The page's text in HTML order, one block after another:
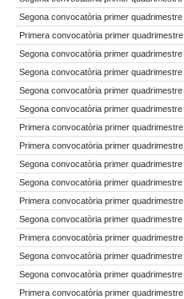
Segona convocatòria primer quadrimestre
Primera convocatòria primer quadrimestre
Segona convocatòria primer quadrimestre
Segona convocatòria primer quadrimestre
Segona convocatòria primer quadrimestre
Segona convocatòria primer quadrimestre
Primera convocatòria primer quadrimestre
Primera convocatòria primer quadrimestre
Segona convocatòria primer quadrimestre
Segona convocatòria primer quadrimestre
Primera convocatòria primer quadrimestre
Segona convocatòria primer quadrimestre
Primera convocatòria primer quadrimestre
Segona convocatòria primer quadrimestre
Segona convocatòria primer quadrimestre
Primera convocatòria primer quadrimestre